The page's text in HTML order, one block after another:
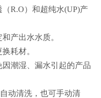
R.O）和超纯水(UP)产
产出水水质。
耗材。
潮湿、漏水引起的产品
动清洗，也可手动清